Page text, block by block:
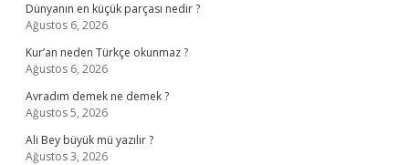
Dünyanın en küçük parçası nedir ?
Ağustos 6, 2026
Kur’an neden Türkçe okunmaz ?
Ağustos 6, 2026
Avradım demek ne demek ?
Ağustos 5, 2026
Ali Bey büyük mü yazılır ?
Ağustos 3, 2026